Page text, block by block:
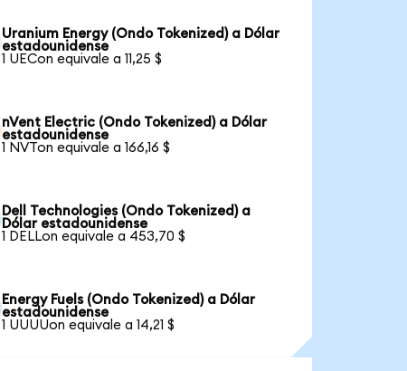
Uranium Energy (Ondo Tokenized) a Dólar
estadounidense
1 UECon equivale a 11,25 $
nVent Electric (Ondo Tokenized) a Dólar
estadounidense
1 NVTon equivale a 166,16 $
Dell Technologies (Ondo Tokenized) a
Dólar estadounidense
1 DELLon equivale a 453,70 $
Energy Fuels (Ondo Tokenized) a Dólar
estadounidense
1 UUUUon equivale a 14,21 $